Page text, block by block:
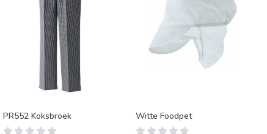
PR552 Koksbroek Witte Foodpet